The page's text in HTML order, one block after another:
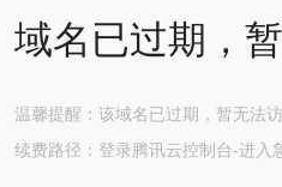
域名已过期，
温馨提醒：该域名已过期，暂无法
续费路径：登录腾讯云控制台-进入